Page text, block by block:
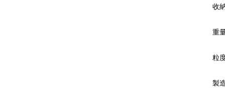
收
重
粒
製